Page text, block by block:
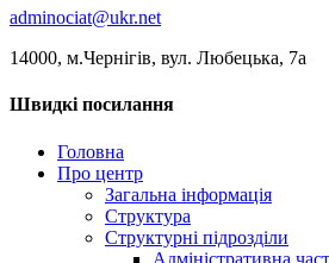
adminociat@ukr.net
14000, м.Чернігів, вул. Любецька, 7а
Швидкі посилання
Головна
Про центр
Загальна інформація
Структура
Структурні підрозділи
Адміністративна